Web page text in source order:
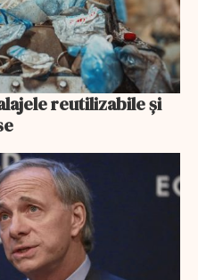
reutilizabile și